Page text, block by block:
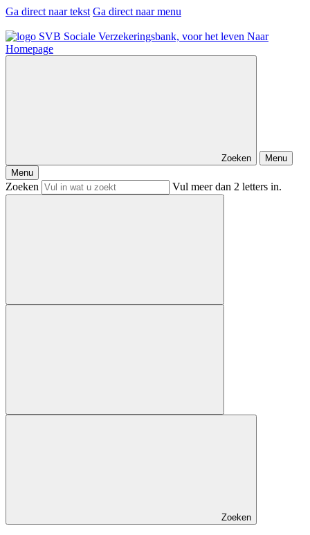
Ga direct naar tekst Ga direct naar menu
Naar
Homepage
Zoeken
Menu
Menu
Zoeken Vul meer dan 2 letters in.
Zoeken